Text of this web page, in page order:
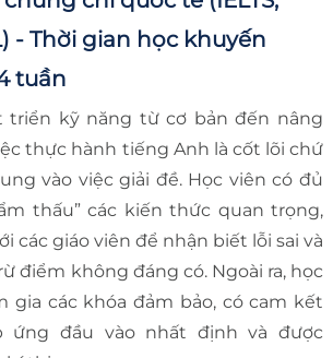
- Thời gian học khuyến
tuần
triển kỹ năng từ cơ bản đến nâng
thực hành tiếng Anh là cốt lõi chứ
vào việc giải đề. Học viên có đủ
thấu” các kiến thức quan trọng,
các giáo viên để nhận biết lỗi sai và
điểm không đáng có. Ngoài ra, học
gia các khóa đảm bảo, có cam kết
ứng đầu vào nhất định và được